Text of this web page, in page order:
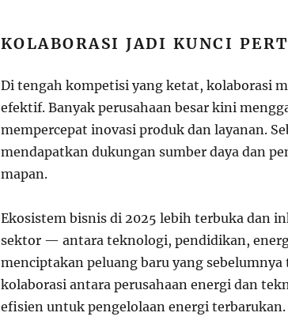
KOLABORASI JADI KUNCI
Di tengah kompetisi yang ketat, kolaborasi
efektif. Banyak perusahaan besar kini
mempercepat inovasi produk dan layanan.
mendapatkan dukungan sumber daya dan
mapan.
Ekosistem bisnis di 2025 lebih terbuka dan
sektor — antara teknologi, pendidikan,
menciptakan peluang baru yang
kolaborasi antara perusahaan energi dan
efisien untuk pengelolaan energi terbarukan.